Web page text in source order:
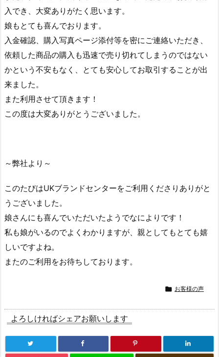
入でき、大変ありがたく思います。
娘もとても喜んでおります。
入金確認、購入写真ページ添付等を密にご連絡いただき、
依頼した商品の購入も迅速で売り切れてしまうのではない
かという不安もなく、とても安心してお取引することが出
来ました。
また利用させて頂きます！
この度は大変ありがとうございました。
～弊社より～
このたびはUKブランドセンターをご利用くださりありがと
うございました。
娘さんにも喜んでいただいたようでなによりです！
私も娘がいるのでよくわかりますが、親としてもとても嬉
しいですよね。
またのご利用をお待ちしております。
 お客様の声
よろしければシェアお願いします